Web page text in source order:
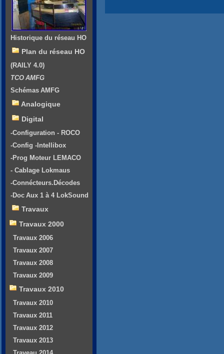
Historique du réseau HO
Plan du réseau HO
(RAILY 4.0)
TCO AMFG
Schémas AMFG
Analogique
Digital
-Configuration - ROCO
-Config -Intellibox
-Prog Moteur LEMACO
- Cablage Lokmaus
-Connécteurs.Décodes
-Doc Aux 1 à 4 LokSound
Travaux
Travaux 2000
Travaux 2006
Travaux 2007
Travaux 2008
Travaux 2009
Travaux 2010
Travaux 2010
Travaux 2011
Travaux 2012
Travaux 2013